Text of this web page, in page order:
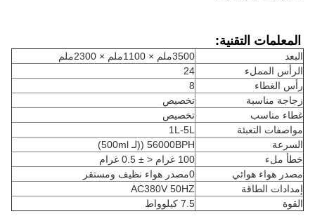
المعلمات التقنية:
البعد
3500ملم × 1100ملم × 2300ملم
الرأس المملء
24
رأس الغطاء
زجاجة مناسبة
تخصيص
غطاء مناسب
تخصيص
مواصفات التعبئة
1L-5L
السرعة
56000BPH ((لـ 500ml)
خطأ ملء
100 غرام < ± 0.5 غرام
مصدر هواء هوائي
0مصدر هواء نظيف ومستقر
إمدادات الطاقة
AC380V 50HZ
القوة
7.5 كيلوواط